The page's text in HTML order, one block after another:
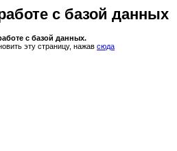
с базой данных
с базой данных.
эту страницу, нажав сюда